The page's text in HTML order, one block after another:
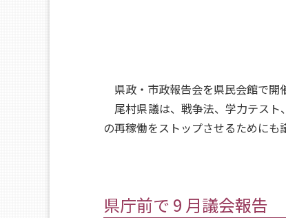
県政・市政報告会を県民会館で開
尾村県議は、戦争法、学力テスト
の再稼働をストップさせるためにも
県庁前で 9 月議会報告